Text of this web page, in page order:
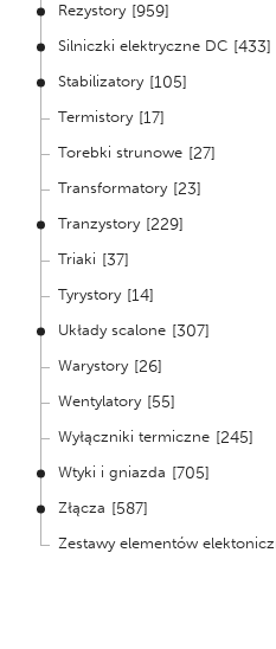
Rezystory [959]
Silniczki elektryczne DC [433]
Stabilizatory [105]
Termistory [17]
Torebki strunowe [27]
Transformatory [23]
Tranzystory [229]
Triaki [37]
Tyrystory [14]
Układy scalone [307]
Warystory [26]
Wentylatory [55]
Wyłączniki termiczne [245]
Wtyki i gniazda [705]
Złącza [587]
Zestawy elementów
Bosch SW-18
węglowe SW-122
600V NO